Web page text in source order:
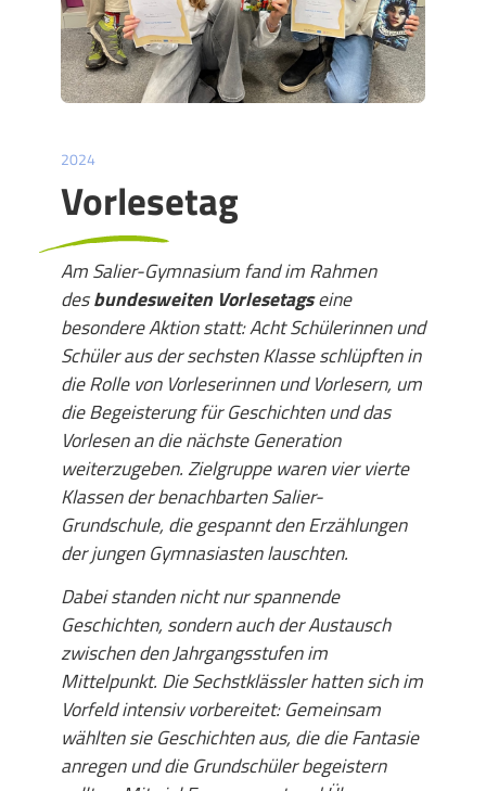
2024
Vorlesetag
Am Salier-Gymnasium fand im Rahmen
desbundesweiten Vorlesetagseine
besondere Aktion statt: Acht Schülerinnen und
Schüler aus der sechsten Klasse schlüpften in
die Rolle von Vorleserinnen und Vorlesern, um
die Begeisterung für Geschichten und das
Vorlesen an die nächste Generation
weiterzugeben. Zielgruppe waren vier vierte
Klassen der benachbarten Salier-
Grundschule, die gespannt den Erzählungen
der jungen Gymnasiasten lauschten.
Dabei standen nicht nur spannende
Geschichten, sondern auch der Austausch
zwischen den Jahrgangsstufen im
Mittelpunkt. Die Sechstklässler hatten sich im
Vorfeld intensiv vorbereitet: Gemeinsam
wählten sie Geschichten aus, die die Fantasie
anregen und die Grundschüler begeistern